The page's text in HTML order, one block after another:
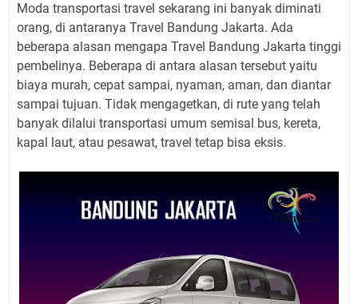
Moda transportasi travel sekarang ini banyak diminati
orang, di antaranya Travel Bandung Jakarta. Ada
beberapa alasan mengapa Travel Bandung Jakarta tinggi
pembelinya. Beberapa di antara alasan tersebut yaitu
biaya murah, cepat sampai, nyaman, aman, dan diantar
sampai tujuan. Tidak mengagetkan, di rute yang telah
banyak dilalui transportasi umum semisal bus, kereta,
kapal laut, atau pesawat, travel tetap bisa eksis.